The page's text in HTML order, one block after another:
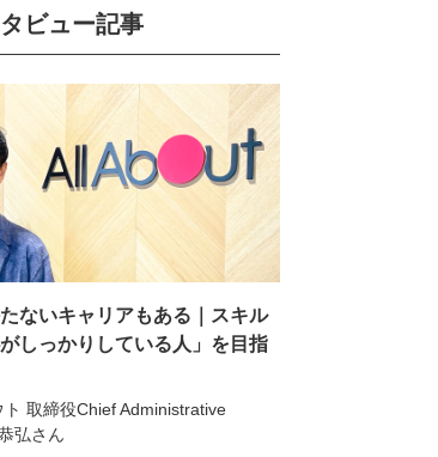
ビュー記事
ないキャリアもある｜スキル
しっかりしている人」を目指
ト 取締役Chief Administrative
弘さん